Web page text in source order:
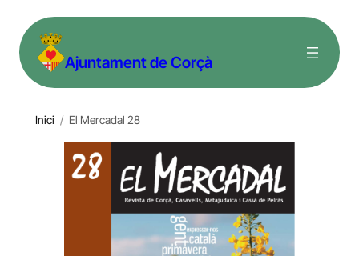
contingut Ajuntament de Corçà
Inici / El Mercadal 28